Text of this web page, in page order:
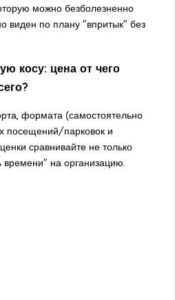
можно безболезненно
виден по плану "впритык" без
косу: цена от чего
формата (самостоятельно
посещений/парковок и
сравнивайте не только
времени" на организацию.